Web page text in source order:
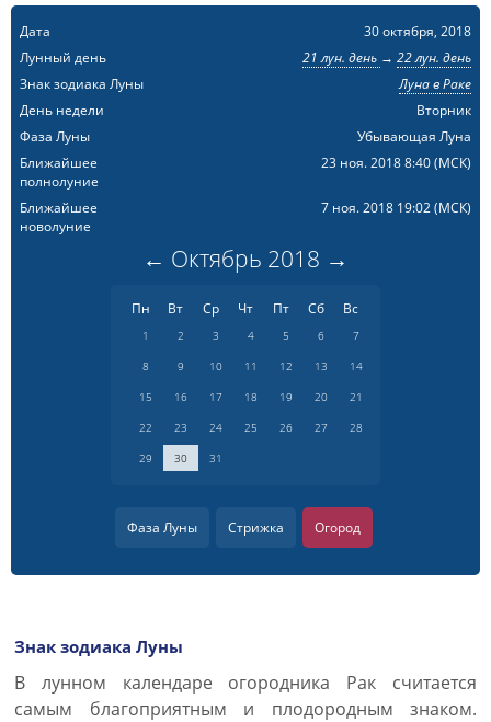
Дата
30 октября, 2018
Лунный день
21 лун. день → 22 лун. день
Знак зодиака Луны
Луна в Раке
День недели
Вторник
Фаза Луны
Убывающая Луна
Ближайшее
полнолуние
23 ноя. 2018 8:40(МСК)
Ближайшее
новолуние
7 ноя. 2018 19:02(МСК)
← Октябрь 2018 →
Пн Вт Ср Чт Пт Сб Вс
1 2 3 4 5 6
7
8
9 10 11 12 13
14
15
16 17 18 19 20
21
22
23 24 25 26 27
28
29
30 31
Фаза Луны Стрижка Огород
Знак зодиака Луны
В лунном календаре огородника Рак считается
самым благоприятным и плодородным знаком.